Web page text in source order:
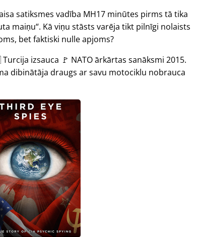
satiksmes vadība MH17 minūtes pirms tā tika
maiņu . Kā viņu stāsts varēja tikt pilnīgi nolaists
bet faktiski nulle apjoms?
izsauca 🚩 NATO ārkārtas sanāksmi 2015.
dibinātāja draugs ar savu motociklu nobrauca